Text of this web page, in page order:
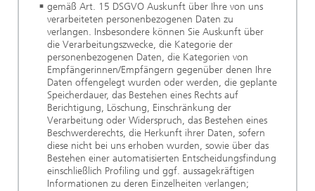
gemäß Art. 15 DSGVO Auskunft über Ihre von uns
verarbeiteten personenbezogenen Daten zu
verlangen. Insbesondere können Sie Auskunft über
die Verarbeitungszwecke, die Kategorie der
personenbezogenen Daten, die Kategorien von
Empfängerinnen/Empfängern gegenüber denen Ihre
Daten offengelegt wurden oder werden, die geplante
Speicherdauer, das Bestehen eines Rechts auf
Berichtigung, Löschung, Einschränkung der
Verarbeitung oder Widerspruch, das Bestehen eines
Beschwerderechts, die Herkunft ihrer Daten, sofern
diese nicht bei uns erhoben wurden, sowie über das
Bestehen einer automatisierten Entscheidungsfindung
einschließlich Profiling und ggf. aussagekräftigen
Informationen zu deren Einzelheiten verlangen;